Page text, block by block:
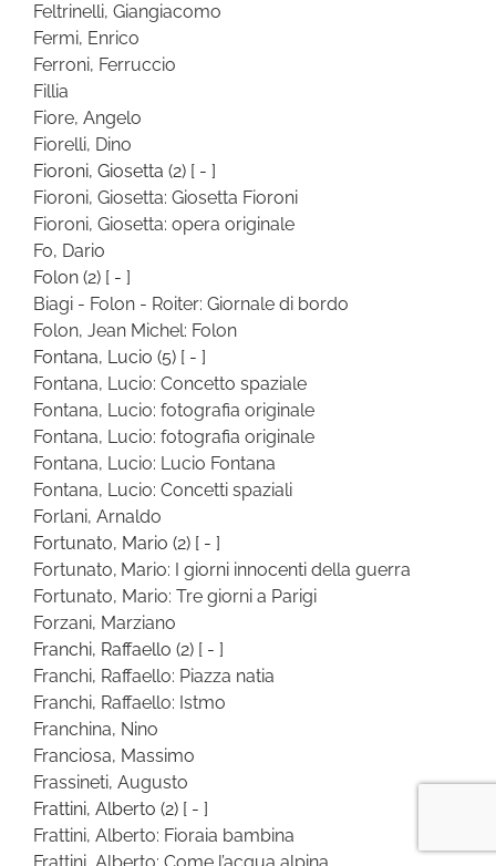
Feltrinelli, Giangiacomo
Fermi, Enrico
Ferroni, Ferruccio
Fillia
Fiore, Angelo
Fiorelli, Dino
Fioroni, Giosetta (2) [ - ]
Fioroni, Giosetta: Giosetta Fioroni
Fioroni, Giosetta: opera originale
Fo, Dario
Folon (2) [ - ]
Biagi - Folon - Roiter: Giornale di bordo
Folon, Jean Michel: Folon
Fontana, Lucio (5) [ - ]
Fontana, Lucio: Concetto spaziale
Fontana, Lucio: fotografia originale
Fontana, Lucio: fotografia originale
Fontana, Lucio: Lucio Fontana
Fontana, Lucio: Concetti spaziali
Forlani, Arnaldo
Fortunato, Mario (2) [ - ]
Fortunato, Mario: I giorni innocenti della guerra
Fortunato, Mario: Tre giorni a Parigi
Forzani, Marziano
Franchi, Raffaello (2) [ - ]
Franchi, Raffaello: Piazza natia
Franchi, Raffaello: Istmo
Franchina, Nino
Franciosa, Massimo
Frassineti, Augusto
Frattini, Alberto (2) [ - ]
Frattini, Alberto: Fioraia bambina